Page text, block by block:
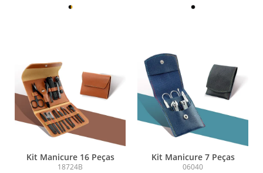
Kit Manicure 16 Peças
18724B
Kit Manicure 7 Peças
06040